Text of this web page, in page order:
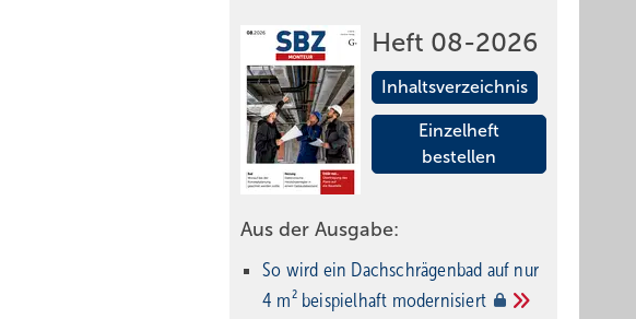
Heft 08-2026
Inhaltsverzeichnis
Einzelheft
bestellen
Aus der Ausgabe:
So wird ein Dach­schrägenbad auf nur
4 m² beispielhaft modernisiert